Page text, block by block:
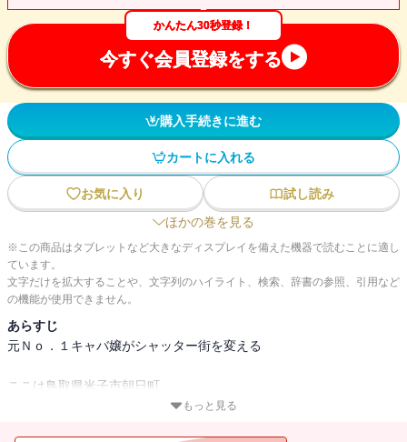
かんたん30秒登録！
今すぐ会員登録をする
購入手続きに進む
カートに入れる
お気に入り
試し読み
ほかの巻を見る
※この商品はタブレットなど大きなディスプレイを備えた機器で読むことに適し
ています。
文字だけを拡大することや、文字列のハイライト、検索、辞書の参照、引用など
の機能が使用できません。
あらすじ
元Ｎｏ．１キャバ嬢がシャッター街を変える
ここは鳥取県米子市朝日町。
都会の喧噪に嫌気がさし、実家でグウタラ生活を送る歌舞伎
もっと見る